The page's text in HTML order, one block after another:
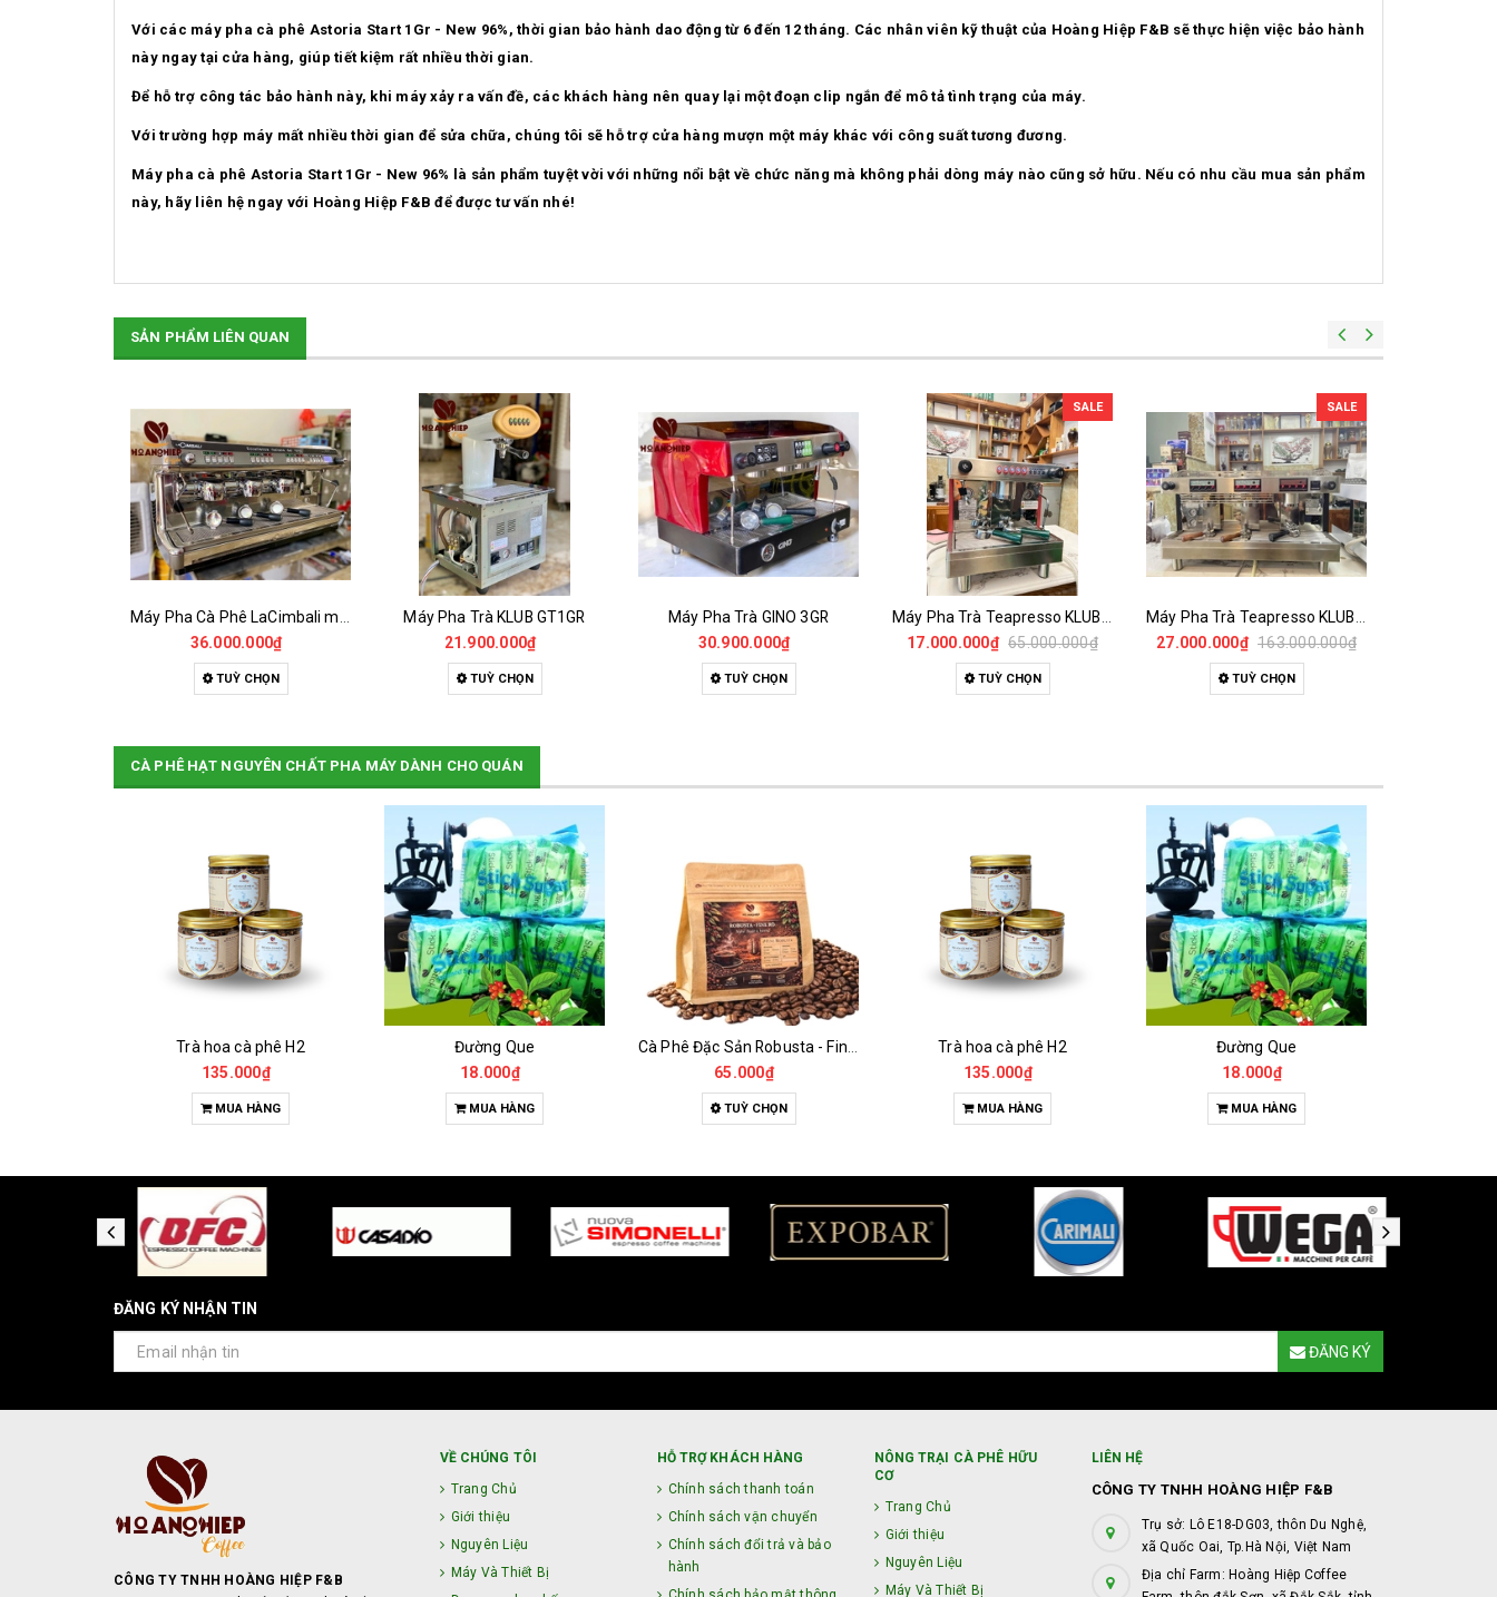
Với các máy pha cà phê Astoria Start 1Gr - New 96%, thời gian bảo hành dao động từ 6 đến 12 tháng. Các nhân viên kỹ thuật của Hoàng Hiệp F&B sẽ thực hiện việc bảo hành
này ngay tại cửa hàng, giúp tiết kiệm rất nhiều thời gian.
Để hỗ trợ công tác bảo hành này, khi máy xảy ra vấn đề, các khách hàng nên quay lại một đoạn clip ngắn để mô tả tình trạng của máy.
Với trường hợp máy mất nhiều thời gian để sửa chữa, chúng tôi sẽ hỗ trợ cửa hàng mượn một máy khác với công suất tương đương.
Máy pha cà phê Astoria Start 1Gr - New 96% là sản phẩm tuyệt vời với những nổi bật về chức năng mà không phải dòng máy nào cũng sở hữu. Nếu có nhu cầu mua sản phẩm
này, hãy liên hệ ngay với Hoàng Hiệp F&B để được tư vấn nhé!
SẢN PHẨM LIÊN QUAN
36.000.000₫
TUỲ CHỌN
Máy Pha Trà KLUB GT1GR
21.900.000₫
TUỲ CHỌN
Máy Pha Trà GINO 3GR
30.900.000₫
TUỲ CHỌN
SALE
17.000.000₫ 65.000.000₫
TUỲ CHỌN
SALE
27.000.000₫ 163.000.000₫
TUỲ CHỌN
CÀ PHÊ HẠT NGUYÊN CHẤT PHA MÁY DÀNH CHO QUÁN
Trà hoa cà phê H2
135.000₫
MUA HÀNG
Đường Que
18.000₫
MUA HÀNG
65.000₫
TUỲ CHỌN
Trà hoa cà phê H2
135.000₫
MUA HÀNG
Đường Que
18.000₫
MUA HÀNG
ĐĂNG KÝ NHẬN TIN
ĐĂNG KÝ
CÔNG TY TNHH HOÀNG HIỆP F&B
VỀ CHÚNG TÔI
Trang Chủ
Giới thiệu
Nguyên Liệu
Máy Và Thiết Bị
HỖ TRỢ KHÁCH HÀNG
Chính sách thanh toán
Chính sách vận chuyển
Chính sách đổi trả và bảo
hành
NÔNG TRẠI CÀ PHÊ HỮU
CƠ
Trang Chủ
Giới thiệu
Nguyên Liệu
Máy Và Thiết Bị
LIÊN HỆ
CÔNG TY TNHH HOÀNG HIỆP F&B
Trụ sở: Lô E18-DG03, thôn Du Nghệ,
xã Quốc Oai, Tp.Hà Nội, Việt Nam
Địa chỉ Farm: Hoàng Hiệp Coffee